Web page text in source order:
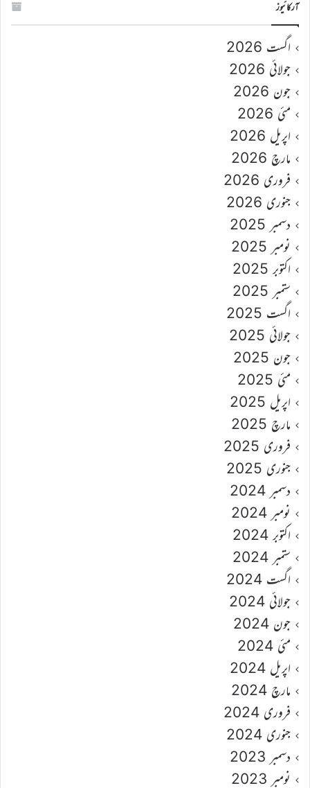
آرکائیوز
اگست 2026
جولائی 2026
جون 2026
مئی 2026
اپریل 2026
مارچ 2026
فروری 2026
جنوری 2026
دسمبر 2025
نومبر 2025
اکتوبر 2025
ستمبر 2025
اگست 2025
جولائی 2025
جون 2025
مئی 2025
اپریل 2025
مارچ 2025
فروری 2025
جنوری 2025
دسمبر 2024
نومبر 2024
اکتوبر 2024
ستمبر 2024
اگست 2024
جولائی 2024
جون 2024
مئی 2024
اپریل 2024
مارچ 2024
فروری 2024
جنوری 2024
دسمبر 2023
نومبر 2023